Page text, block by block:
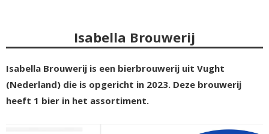
Isabella Brouwerij
Isabella Brouwerij is een bierbrouwerij uit Vught
(Nederland) die is opgericht in 2023. Deze brouwerij
heeft 1 bier in het assortiment.